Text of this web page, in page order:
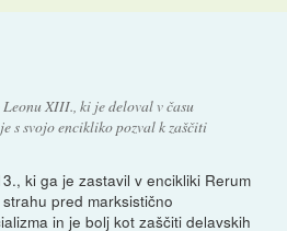
XIII., ki je deloval v času
s svojo encikliko pozval k zaščiti
ki ga je zastavil v encikliki Rerum
pred marksistično
in je bolj kot zaščiti delavskih